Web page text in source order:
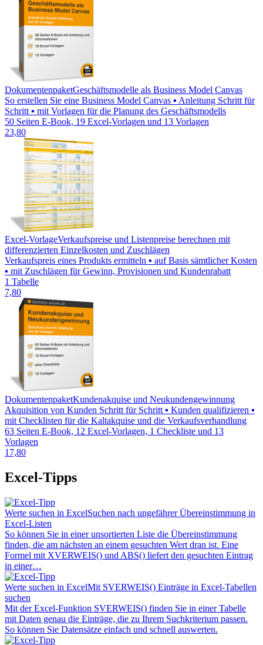
DokumentenpaketGeschäftsmodelle als Business Model Canvas
So erstellen Sie eine Business Model Canvas ▪ Anleitung Schritt für
Schritt ▪ mit Vorlagen für die Planung des Geschäftsmodells
50 Seiten E-Book, 19 Excel-Vorlagen und 13 Vorlagen
23,80
Excel-VorlageVerkaufspreise und Listenpreise berechnen mit
differenzierten Einzelkosten und Zuschlägen
Verkaufspreis eines Produkts ermitteln ▪ auf Basis sämtlicher Kosten
▪ mit Zuschlägen für Gewinn, Provisionen und Kundenrabatt
1 Tabelle
7,80
DokumentenpaketKundenakquise und Neukundengewinnung
Akquisition von Kunden Schritt für Schritt ▪ Kunden qualifizieren ▪
mit Checklisten für die Kaltakquise und die Verkaufsverhandlung
63 Seiten E-Book, 12 Excel-Vorlagen, 1 Checkliste und 13
Vorlagen
17,80
Excel-Tipps
Werte suchen in ExcelSuchen nach ungefährer Übereinstimmung in
Excel-Listen
So können Sie in einer unsortierten Liste die Übereinstimmung
finden, die am nächsten an einem gesuchten Wert dran ist. Eine
Formel mit XVERWEIS() und ABS() liefert den gesuchten Eintrag
in einer…
Werte suchen in ExcelMit SVERWEIS() Einträge in Excel-Tabellen
suchen
Mit der Excel-Funktion SVERWEIS() finden Sie in einer Tabelle
mit Daten genau die Einträge, die zu Ihrem Suchkriterium passen.
So können Sie Datensätze einfach und schnell auswerten.